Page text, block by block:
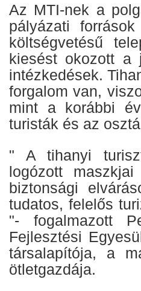
Az MTI-nek a
pályázati
költségvetésű
kiesést okozott a
intézkedések.
forgalom van,
mint a korábbi
turisták és az
" A tihanyi
logózott
biztonsági
tudatos, felelős
"- fogalmazott
Fejlesztési
társalapítója, a
ötletgazdája.